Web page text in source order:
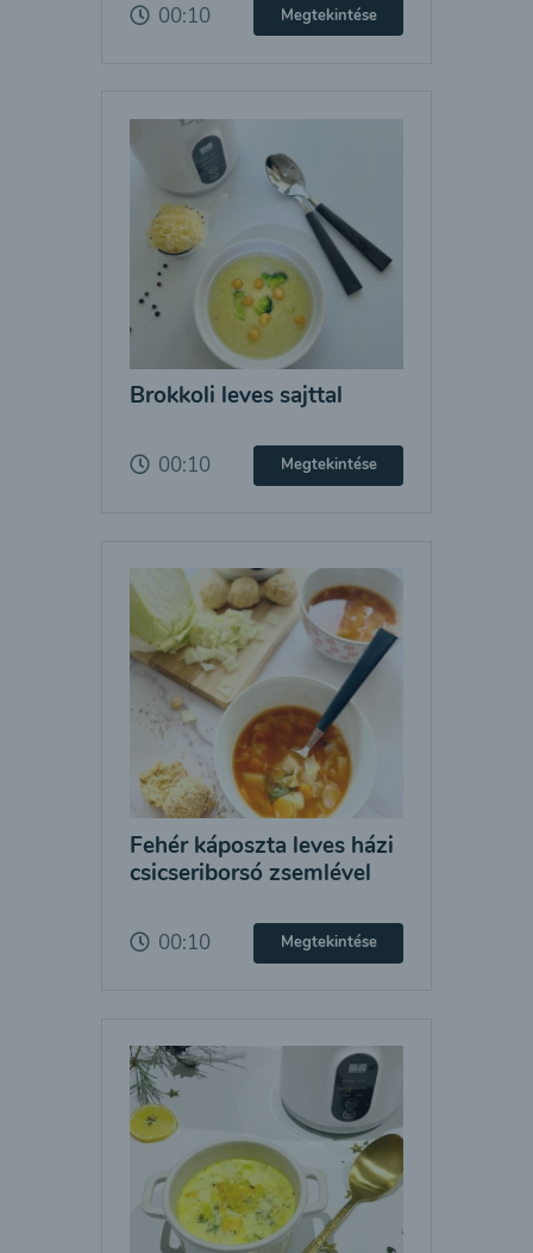
00:10 Megtekintése
Brokkoli leves sajttal
00:10 Megtekintése
Fehér káposzta leves házi
csicseriborsó zsemlével
00:10 Megtekintése